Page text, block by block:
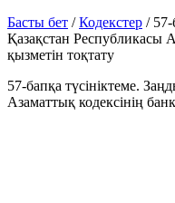
Басты бет /Кодекстер / 57-
Қазақстан Республикасы
қызметін тоқтату
57-бапқа түсініктеме.
Азаматтық кодексінің